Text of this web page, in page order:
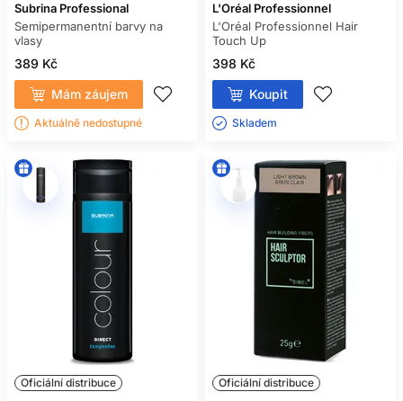
Subrina Professional
Semipermanentní barvy na
vlasy
389 Kč
Mám záujem
Aktuálně nedostupné
L'Oréal Professionnel
L'Oréal Professionnel Hair
Touch Up
398 Kč
Koupit
Skladem ㅤ
Oficiální distribuce Oficiální distribuce